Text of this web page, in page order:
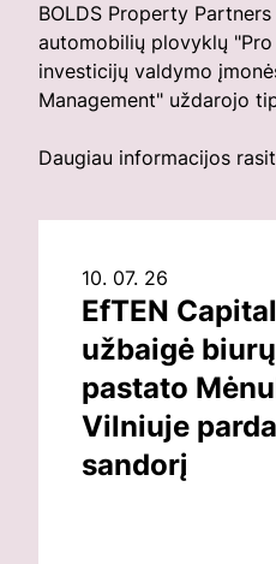
BOLDS Property
automobilių plovyklų
investicijų valdymo
Management" uždarojo
Daugiau informacijos
10. 07. 26
EfTEN Capital
užbaigė biurų
pastato
Vilniuje
sandorį